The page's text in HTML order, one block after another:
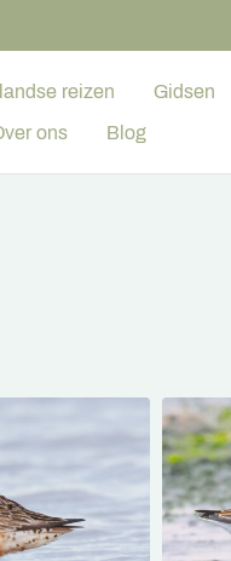
reizen Gidsen
ons Blog